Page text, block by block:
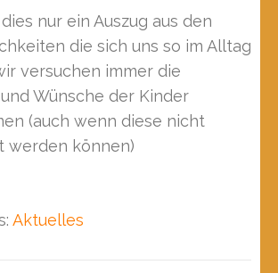
nur ein Auszug aus den
die sich uns so im Alltag
versuchen immer die
Wünsche der Kinder
(auch wenn diese nicht
werden können)
Aktuelles